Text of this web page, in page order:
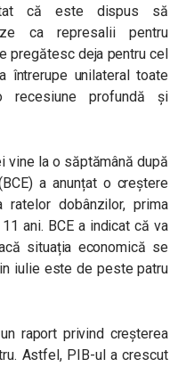
că este dispus să
ca represalii pentru
pregătesc deja pentru cel
întrerupe unilateral toate
recesiune profundă și
vine la o săptămână după
a anunțat o creștere
dobânzilor, prima
ani. BCE a indicat că va
situația economică se
iulie este de peste patru
raport privind creșterea
Astfel, PIB-ul a crescut